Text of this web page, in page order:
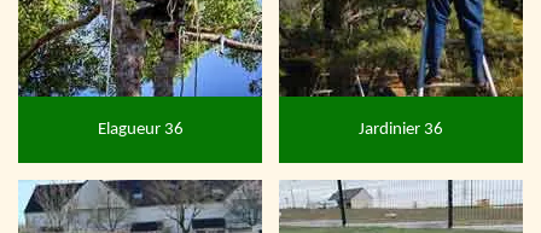
Elagueur 36 Jardinier 36